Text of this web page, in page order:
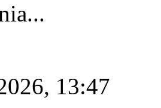
13:47